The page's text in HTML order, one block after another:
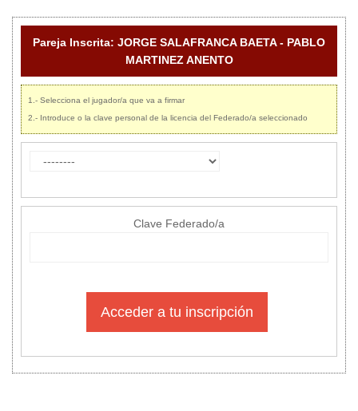
Pareja Inscrita: JORGE SALAFRANCA BAETA - PABLO
MARTINEZ ANENTO
1.- Selecciona el jugador/a que va a firmar
2.- Introduce o la clave personal de la licencia del Federado/a seleccionado
Clave Federado/a
Acceder a tu inscripción